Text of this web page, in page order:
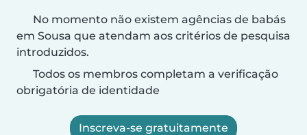
No momento não existem agências de babás
em Sousa que atendam aos critérios de pesquisa
introduzidos.
Todos os membros completam a verificação
obrigatória de identidade
Inscreva-se gratuitamente